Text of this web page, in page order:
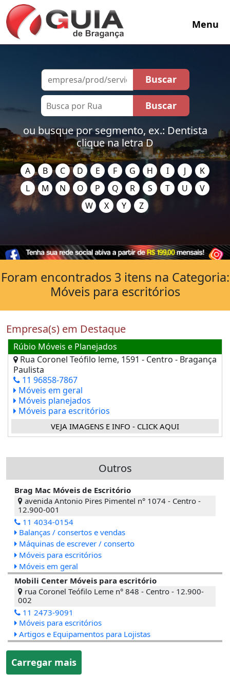
Menu
ou busque por segmento, ex.: Dentista
clique na letra D
A B C D E F G H I J
K
L
M N O P Q R S T U
V
W
X Y Z
Empresa(s) em Destaque
Rúbio Móveis e Planejados
Rua Coronel Teófilo leme, 1591 - Centro - Bragança
Paulista
11 96858-7867
Móveis em geral
Móveis planejados
Móveis para escritórios
VEJA IMAGENS E INFO - CLICK AQUI
Outros
Brag Mac Móveis de Escritório
avenida Antonio Pires Pimentel n° 1074 - Centro -
12.900-001
11 4034-0154
Balanças / consertos e vendas
Máquinas de escrever / conserto
Móveis para escritórios
Móveis em geral
Mobili Center Móveis para escritório
rua Coronel Teófilo Leme n° 848 - Centro - 12.900-
002
11 2473-9091
Móveis para escritórios
Artigos e Equipamentos para Lojistas
Carregar mais
Foram encontrados 3 itens na Categoria:
Móveis para escritórios